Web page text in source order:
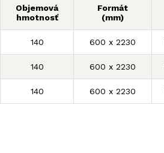
Objemová
hmotnosť
Formát
(mm)
140 600 x 2230
140 600 x 2230
140 600 x 2230